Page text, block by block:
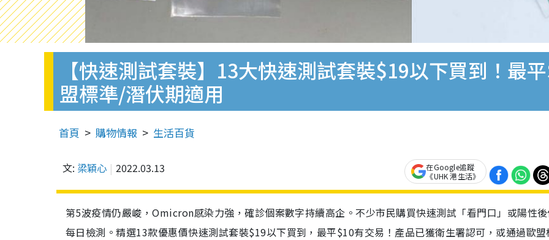
【快速測試套裝】13大快速測試套裝$19以下買到！最
盟標準/潛伏期適用
首頁 購物情報 生活百貨
文: 梁穎心 2022.03.13
在Google追蹤
《UHK 港生活》
第5波疫情仍嚴峻，Omicron感染力強，確診個案數字持續高企。不少市民購買快速測試「看門口」或陽性
每日檢測。精選13款優惠價快速測試套裝$19以下買到，最平$10有交易！產品已獲衛生署認可，或通過歐盟